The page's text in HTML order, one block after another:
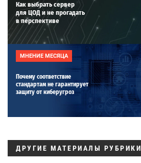
Как выбрать сервер
для ЦОД и не прогадать
в перспективе
МНЕНИЕ МЕСЯЦА
Почему соответствие
стандартам не гарантирует
защиту от киберугроз
ДРУГИЕ МАТЕРИАЛЫ РУБРИКИ